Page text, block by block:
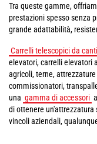
Tra queste gamme,
prestazioni spesso senza
grande adattabilità,
Carrelli telescopici da
elevatori, carrelli elevatori
agricoli, terne,
commissionatori,
una gamma di accessori
di ottenere
vincoli aziendali,